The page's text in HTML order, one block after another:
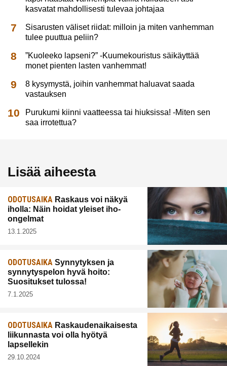
kasvatat mahdollisesti tulevaa johtajaa
Sisarusten väliset riidat: milloin ja miten vanhemman
tulee puuttua peliin?
”Kuoleeko lapseni?” -Kuumekouristus säikäyttää
monet pienten lasten vanhemmat!
8 kysymystä, joihin vanhemmat haluavat saada
vastauksen
Purukumi kiinni vaatteessa tai hiuksissa! -Miten sen
saa irrotettua?
Lisää aiheesta
ODOTUSAIKA Raskaus voi näkyä
iholla: Näin hoidat yleiset iho-
ongelmat
13.1.2025
ODOTUSAIKA Synnytyksen ja
synnytyspelon hyvä hoito:
Suositukset tulossa!
7.1.2025
ODOTUSAIKA Raskaudenaikaisesta
liikunnasta voi olla hyötyä
lapsellekin
29.10.2024